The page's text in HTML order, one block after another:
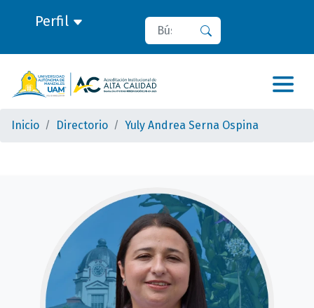
Perfil Buscar
Inicio Directorio Yuly Andrea Serna Ospina